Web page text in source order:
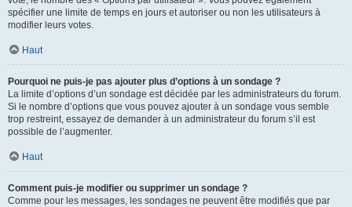
spécifier une limite de temps en jours et autoriser ou non les utilisateurs à
modifier leurs votes.
Haut
Pourquoi ne puis-je pas ajouter plus d’options à un sondage ?
La limite d’options d’un sondage est décidée par les administrateurs du forum.
Si le nombre d’options que vous pouvez ajouter à un sondage vous semble
trop restreint, essayez de demander à un administrateur du forum s’il est
possible de l’augmenter.
Haut
Comment puis-je modifier ou supprimer un sondage ?
Comme pour les messages, les sondages ne peuvent être modifiés que par